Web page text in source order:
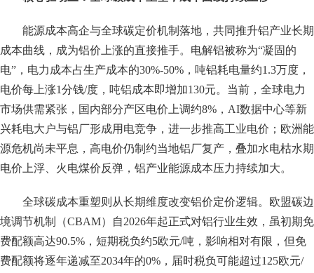
能源成本高企与全球碳定价机制落地，共同推升铝产业长期
成本曲线，成为铝价上涨的直接推手。电解铝被称为“凝固的
电”，电力成本占生产成本的30%-50%，吨铝耗电量约1.3万度，
电价每上涨1分钱/度，吨铝成本即增加130元。当前，全球电力
市场供需紧张，国内部分产区电价上调约8%，AI数据中心等新
兴耗电大户与铝厂形成用电竞争，进一步推高工业电价；欧洲能
源危机尚未平息，高电价仍制约当地铝厂复产，叠加水电枯水期
电价上浮、火电煤价反弹，铝产业能源成本压力持续加大。
全球碳成本重塑则从长期维度改变铝价定价逻辑。欧盟碳边
境调节机制（CBAM）自2026年起正式对铝行业生效，虽初期免
费配额高达90.5%，短期税负约5欧元/吨，影响相对有限，但免
费配额将逐年递减至2034年的0%，届时税负可能超过125欧元/